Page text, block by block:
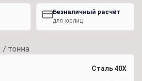
Безналичный расчёт
для юрлиц
/ тонна
Сталь 40Х